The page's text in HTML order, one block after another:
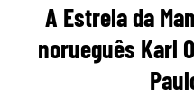
A Estrela da
norueguês Karl